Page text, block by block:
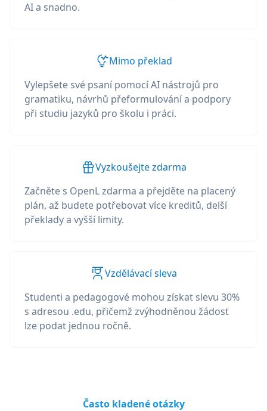
AI a snadno.
Mimo překlad
Vylepšete své psaní pomocí AI nástrojů pro
gramatiku, návrhů přeformulování a podpory
při studiu jazyků pro školu i práci.
Vyzkoušejte zdarma
Začněte s OpenL zdarma a přejděte na placený
plán, až budete potřebovat více kreditů, delší
překlady a vyšší limity.
Vzdělávací sleva
Studenti a pedagogové mohou získat slevu 30%
s adresou .edu, přičemž zvýhodněnou žádost
lze podat jednou ročně.
Často kladené otázky